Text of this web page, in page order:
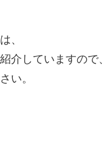
、
介していますので、
い。